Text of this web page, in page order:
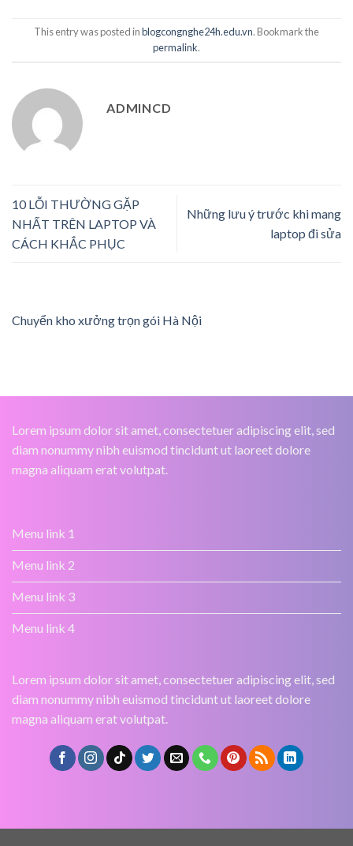
This entry was posted inblogcongnghe24h.edu.vn. Bookmark the
permalink.
ADMINCD
10 LỖI THƯỜNG GẶP
NHẤT TRÊN LAPTOP VÀ
CÁCH KHẮC PHỤC
Những lưu ý trước khi mang
laptop đi sửa
Chuyển kho xưởng trọn gói Hà Nội
Lorem ipsum dolor sit amet, consectetuer adipiscing elit, sed
diam nonummy nibh euismod tincidunt ut laoreet dolore
magna aliquam erat volutpat.
Menu link 1
Menu link 2
Menu link 3
Menu link 4
Lorem ipsum dolor sit amet, consectetuer adipiscing elit, sed
diam nonummy nibh euismod tincidunt ut laoreet dolore
magna aliquam erat volutpat.